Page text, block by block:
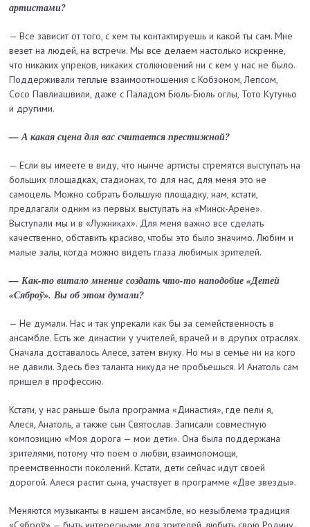
артистами?
— Все зависит от того, с кем ты контактируешь и какой ты сам. Мне
везет на людей, на встречи. Мы все делаем настолько искренне,
что никаких упреков, никаких столкновений ни с кем у нас не было.
Поддерживали теплые взаимоотношения с Кобзоном, Лепсом,
Сосо Павлиашвили, даже с Паладом Бюль-Бюль оглы, Тото Кутуньо
и другими.
— А какая сцена для вас считается престижной?
— Если вы имеете в виду, что нынче артисты стремятся выступать на
больших площадках, стадионах, то для нас, для меня это не
самоцель. Можно собрать большую площадку, нам, кстати,
предлагали одним из первых выступать на «Минск-Арене».
Выступали мы и в «Лужниках». Для меня важно все сделать
качественно, обставить красиво, чтобы это было значимо. Любим и
малые залы, когда можно видеть глаза любимых зрителей.
— Как-то витало мнение создать что-то наподобие «Детей
«Сяброў». Вы об этом думали?
— Не думали. Нас и так упрекали как бы за семейственность в
ансамбле. Есть же династии у учителей, врачей и в других отраслях.
Сначала доставалось Алесе, затем внуку. Но мы в семье ни на кого
не давили. Здесь без таланта никуда не пробьешься. И Анатоль сам
пришел в профессию.
Кстати, у нас раньше была программа «Династия», где пели я,
Алеся, Анатоль, а также сын Святослав. Записали совместную
композицию «Моя дорога — мои дети». Она была поддержана
зрителями, потому что поем о любви, взаимопомощи,
преемственности поколений. Кстати, дети сейчас идут своей
дорогой. Алеся растит сына, участвует в программе «Две звезды».
Меняются музыканты в нашем ансамбле, но незыблема традиция